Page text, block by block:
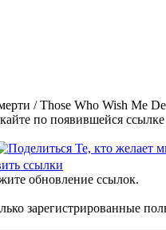
/ Those Who Wish Me
по появившейся ссылке
обновление ссылок.
зарегистрированные